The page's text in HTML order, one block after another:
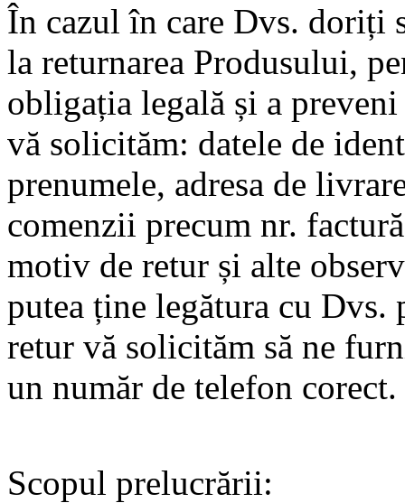
În cazul în care Dvs. doriți
la returnarea Produsului,
obligația legală și a
vă solicităm: datele de
prenumele, adresa de
comenzii precum nr.
motiv de retur și alte
putea ține legătura cu Dvs.
retur vă solicităm să ne
un număr de telefon corect.
Scopul prelucrării: